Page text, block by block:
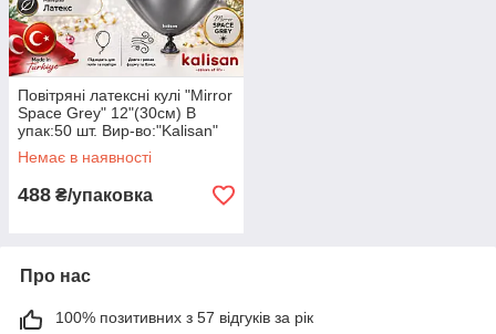
Повітряні латексні кулі "Mirror
Space Grey" 12"(30см) В
упак:50 шт. Вир-во:"Kalisan"
Туреччина
Немає в наявності
488 ₴/упаковка
Про нас
100% позитивних з 57 відгуків за рік